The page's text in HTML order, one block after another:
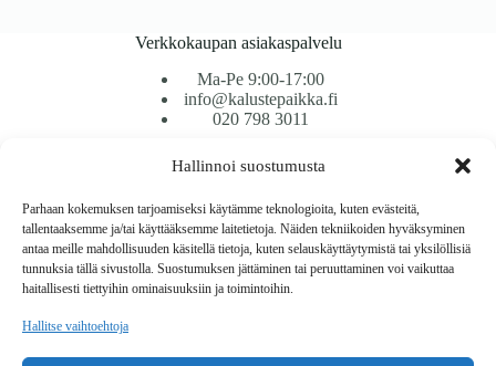
Hallinnoi suostumusta
Parhaan kokemuksen tarjoamiseksi käytämme teknologioita, kuten evästeitä,
tallentaaksemme ja/tai käyttääksemme laitetietoja. Näiden tekniikoiden hyväksyminen
antaa meille mahdollisuuden käsitellä tietoja, kuten selauskäyttäytymistä tai yksilöllisiä
tunnuksia tällä sivustolla. Suostumuksen jättäminen tai peruuttaminen voi vaikuttaa
haitallisesti tiettyihin ominaisuuksiin ja toimintoihin.
Hallitse vaihtoehtoja
Verkkokaupan asiakaspalvelu
Ma-Pe 9:00-17:00
info@kalustepaikka.fi
020 798 3011
Tavarantoimitus / Maksutavat
Toimitustavat
Maksutavat
Vaihto ja palautus
Reklamaatiot